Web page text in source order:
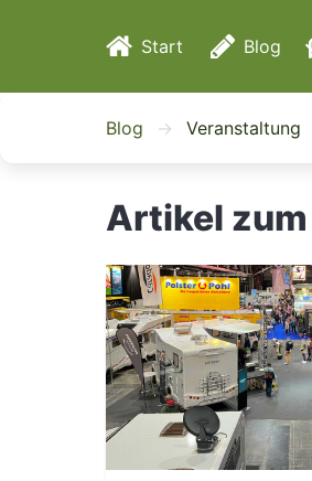
Start Blog
Blog Veranstaltung
Artikel zum